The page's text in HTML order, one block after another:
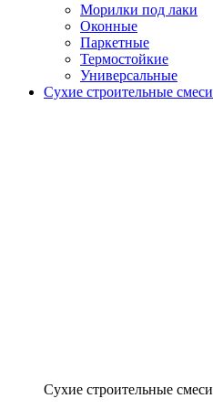
Морилки под лаки
Оконные
Паркетные
Термостойкие
Универсальные
Сухие строительные смеси
Сухие строительные смеси